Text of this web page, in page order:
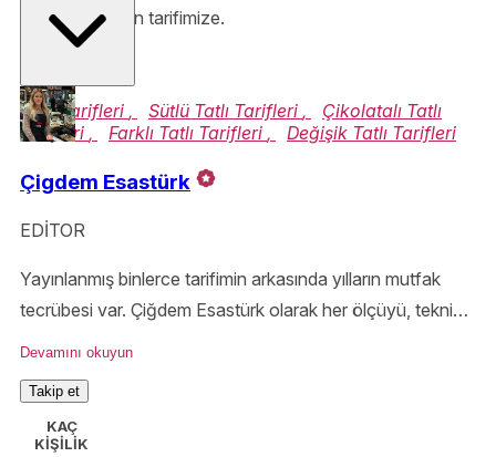
zaman buyurun tarifimize.
Tatlı Tarifleri , Sütlü Tatlı Tarifleri ,
Çikolatalı Tatlı
Tarifleri , Farklı Tatlı Tarifleri , Değişik Tatlı Tarifleri
Çigdem Esastürk
EDİTOR
Yayınlanmış binlerce tarifimin arkasında yılların mutfak
tecrübesi var. Çiğdem Esastürk olarak her ölçüyü, tekniği
ve püf noktasını özenle aktarıyor; Yemek.com okurlarını
Devamını okuyun
Takip et
KAÇ
KİŞİLİK